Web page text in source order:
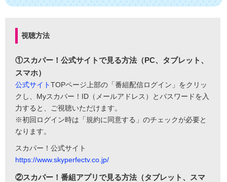
視聴方法
①スカパー！公式サイトで見る方法（PC、タブレット、
スマホ）
公式サイトTOPページ上部の「番組配信ログイン」をクリッ
クし、Myスカパー！ID（メールアドレス）とパスワードを入
力すると、ご視聴いただけます。
※初回ログイン時は「規約に同意する」のチェックが必要と
なります。
スカパー！公式サイト
https://www.skyperfectv.co.jp/
②スカパー！番組アプリで見る方法（タブレット、スマ